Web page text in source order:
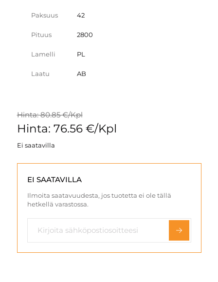
Paksuus 42
Pituus 2800
Lamelli PL
Laatu AB
Hinta: 80.85 €/Kpl
Hinta: 76.56 €/Kpl
Ei saatavilla
EI SAATAVILLA
Ilmoita saatavuudesta, jos tuotetta ei ole tällä
hetkellä varastossa.